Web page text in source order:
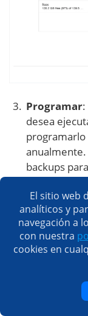
Programar
desea
programarlo
anualmente.
backups
El sitio web
analíticos y
navegación a
con nuestra
cookies en